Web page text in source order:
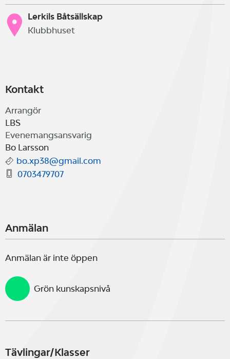
Lerkils Båtsällskap
Klubbhuset
Kontakt
Arrangör
LBS
Evenemangsansvarig
Bo Larsson
bo.xp38@gmail.com
0703479707
Anmälan
Anmälan är inte öppen
Grön kunskapsnivå
Tävlingar/Klasser